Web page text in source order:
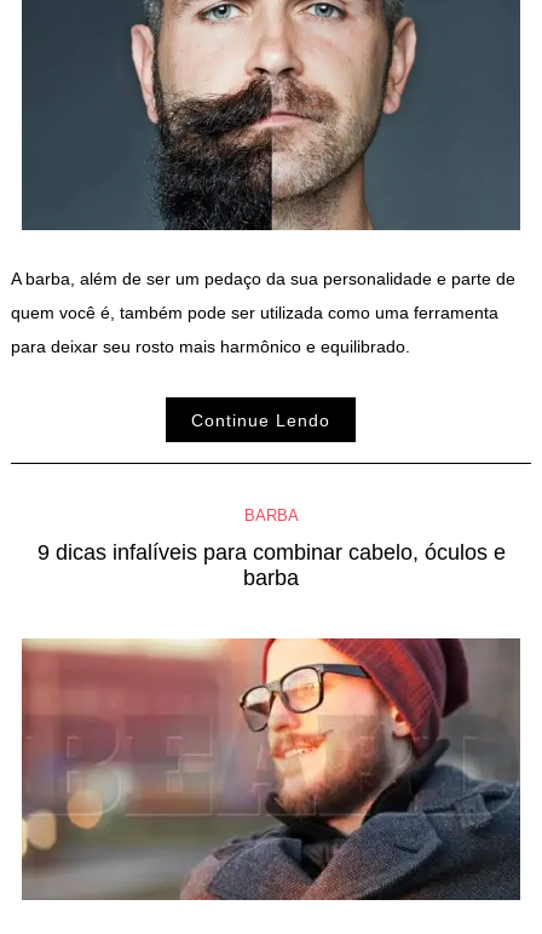
A barba, além de ser um pedaço da sua personalidade e parte de
quem você é, também pode ser utilizada como uma ferramenta
para deixar seu rosto mais harmônico e equilibrado.
Continue Lendo
BARBA
9 dicas infalíveis para combinar cabelo, óculos e
barba